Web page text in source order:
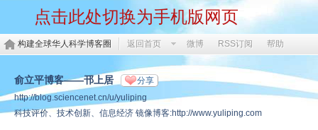
点击此处切换为手机版网页
构建全球华人科学博客圈 返回首页 微博 RSS订阅 帮助
俞立平博客——邗上居 分享
http://blog.sciencenet.cn/u/yuliping
科技评价、技术创新、信息经济 镜像博客:http://www.yuliping.com